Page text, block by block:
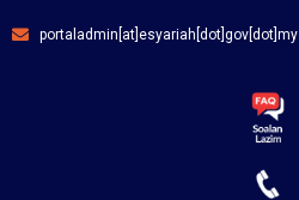
portaladmin[at]esyariah[dot]gov[dot]my